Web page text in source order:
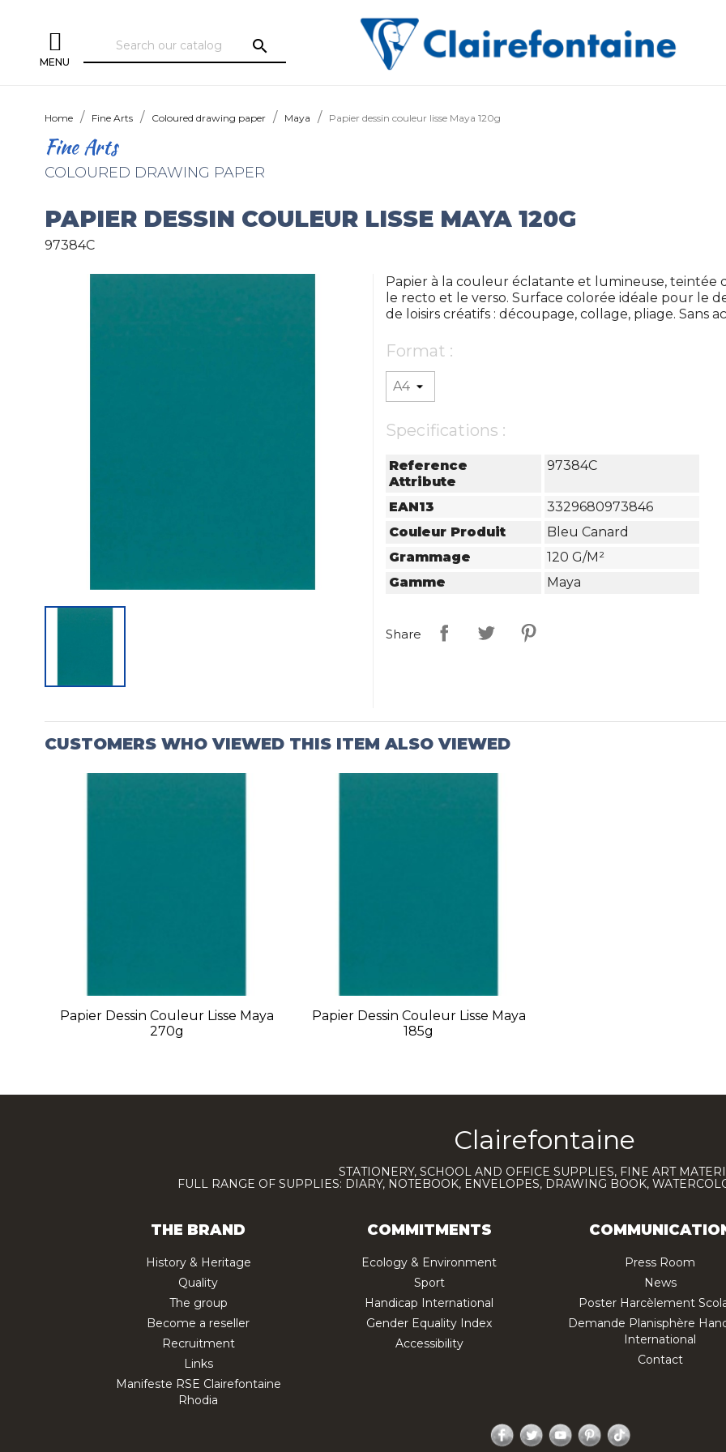
MENU
search
Home Fine Arts Coloured drawing paper Maya Papier dessin couleur lisse Maya 120g
Fine Arts
COLOURED DRAWING PAPER
PAPIER DESSIN COULEUR LISSE MAYA 120G
97384C
Papier à la couleur éclatante et lumineuse, teintée
le recto et le verso. Surface colorée idéale pour le
de loisirs créatifs : découpage, collage, pliage. Sans
Format :
Specifications :
Reference
Attribute
97384C
EAN13
3329680973846
Couleur Produit
Bleu Canard
Grammage
120 G/m²
Gamme
Maya
Share
CUSTOMERS WHO VIEWED THIS ITEM ALSO VIEWED
Papier Dessin Couleur Lisse Maya
270g
Papier Dessin Couleur Lisse Maya
185g
Clairefontaine
STATIONERY, SCHOOL AND OFFICE SUPPLIES, FINE ART
FULL RANGE OF SUPPLIES: DIARY, NOTEBOOK, ENVELOPES, DRAWING BOOK,
THE BRAND
History & Heritage
Quality
The group
Become a reseller
Recruitment
Links
Manifeste RSE Clairefontaine
Rhodia
COMMITMENTS
Ecology & Environment
Sport
Handicap International
Gender Equality Index
Accessibility
Press Room
News
Poster Harcèlement
Demande Planisphère
International
Contact
Facebook
TwitterYouTubePinterest